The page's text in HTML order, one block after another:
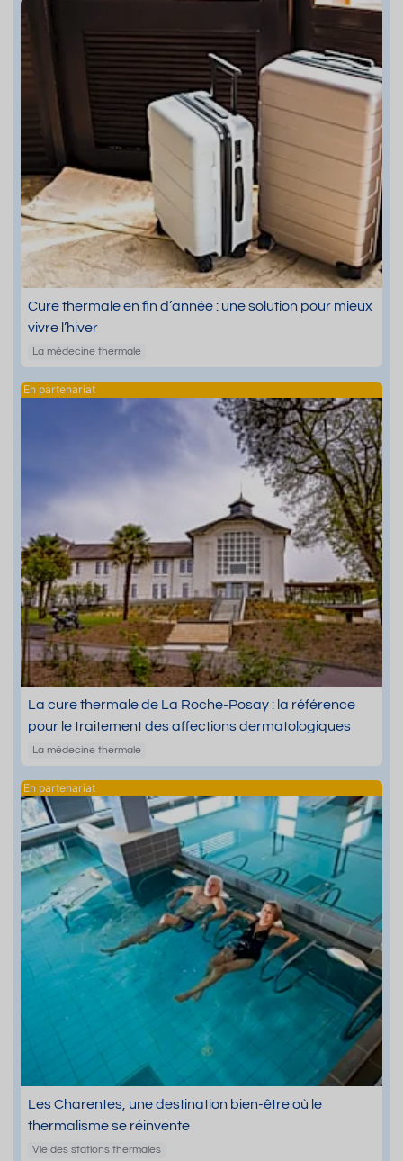
Cure thermale en fin d’année : une solution pour mieux
vivre l’hiver
La médecine thermale
La cure thermale de La Roche-Posay : la référence
pour le traitement des affections dermatologiques
La médecine thermale
Les Charentes, une destination bien-être où le
thermalisme se réinvente
Vie des stations thermales